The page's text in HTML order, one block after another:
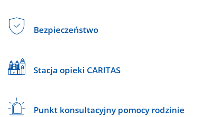
Bezpieczeństwo
Stacja opieki CARITAS
Punkt konsultacyjny pomocy rodzinie